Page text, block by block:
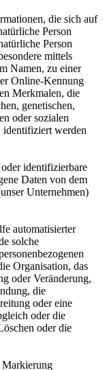
die sich auf
Person
Person
mittels
Namen, zu einer
Online-Kennung
Merkmalen, die
genetischen,
oder sozialen
identifiziert werden
identifizierbare
Daten von dem
Unternehmen)
automatisierter
solche
Organisation, das
oder Veränderung,
die
oder eine
oder die
oder die
Markierung